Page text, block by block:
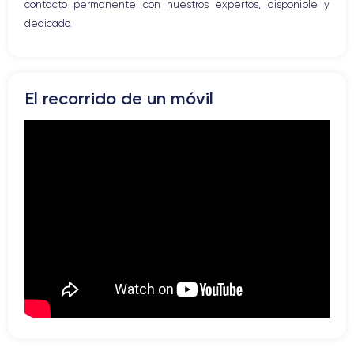
contacto permanente con nuestros expertos, disponible y
dedicado.
El recorrido de un móvil